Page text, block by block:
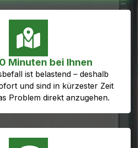
Minuten bei Ihnen
ist belastend – deshalb
und sind in kürzester Zeit
Problem direkt anzugehen.